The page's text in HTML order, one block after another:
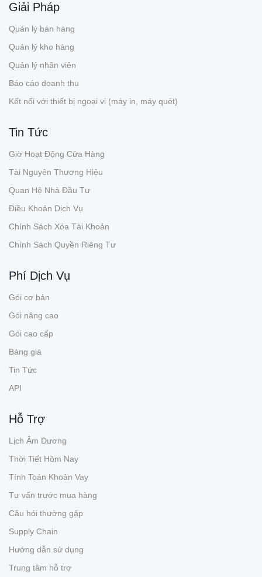
Giải Pháp
Quản lý bán hàng
Quản lý kho hàng
Quản lý nhân viên
Báo cáo doanh thu
Kết nối với thiết bị ngoại vi (máy in, máy quét)
Tin Tức
Giờ Hoạt Động Cửa Hàng
Tài Nguyên Thương Hiệu
Quan Hệ Nhà Đầu Tư
Điều Khoản Dịch Vụ
Chính Sách Xóa Tài Khoản
Chính Sách Quyền Riêng Tư
Phí Dịch Vụ
Gói cơ bản
Gói nâng cao
Gói cao cấp
Bảng giá
Tin Tức
API
Hỗ Trợ
Lịch Âm Dương
Thời Tiết Hôm Nay
Tính Toán Khoản Vay
Tư vấn trước mua hàng
Câu hỏi thường gặp
Supply Chain
Hướng dẫn sử dụng
Trung tâm hỗ trợ